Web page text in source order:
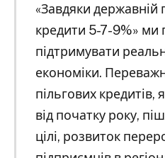
«Завдяки державній
кредити 5-7-9%» ми
підтримувати
економіки.
пільгових кредитів,
від початку року,
цілі, розвиток